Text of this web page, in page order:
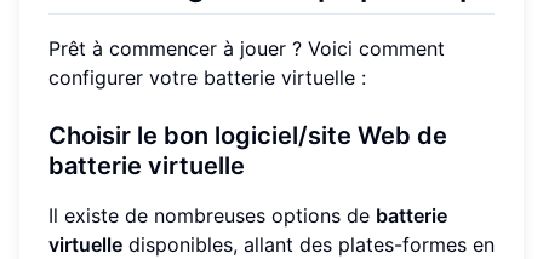
Prêt à commencer à jouer ? Voici comment
configurer votre batterie virtuelle :
Choisir le bon logiciel/site Web de
batterie virtuelle
Il existe de nombreuses options de batterie
virtuelle disponibles, allant des plates-formes en